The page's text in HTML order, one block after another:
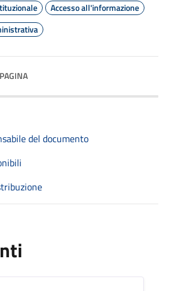
Accesso all'informazione
del documento